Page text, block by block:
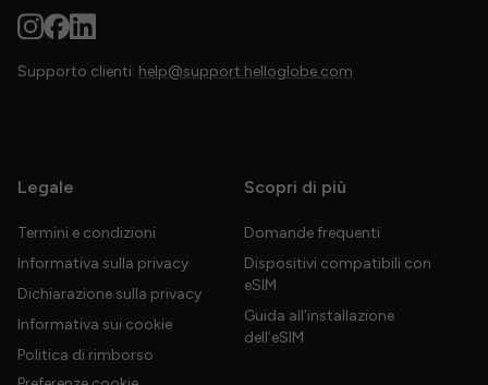
Supporto clienti: help@support.helloglobe.com
Legale
Termini e condizioni
Informativa sulla privacy
Dichiarazione sulla privacy
Informativa sui cookie
Politica di rimborso
Scopri di più
Domande frequenti
Dispositivi compatibili con
eSIM
Guida all’installazione
dell’eSIM